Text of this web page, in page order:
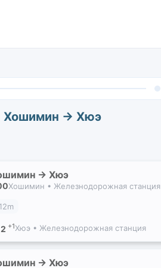
Хошимин → Хюэ
→ Хюэ
Хошимин • Железнодорожная станция
+1Хюэ • Железнодорожная станция
→ Хюэ